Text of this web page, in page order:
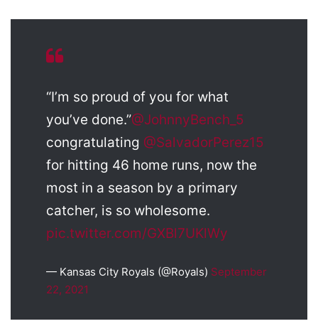
“I’m so proud of you for what
you’ve done.”@JohnnyBench_5
congratulating @SalvadorPerez15
for hitting 46 home runs, now the
most in a season by a primary
catcher, is so wholesome.
pic.twitter.com/GXBl7UKlWy
— Kansas City Royals (@Royals) September
22, 2021